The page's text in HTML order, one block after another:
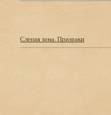
Слепая зона. Призраки